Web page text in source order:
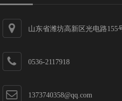
山东省潍坊高新区光电路155
0536-2117918
1373740358@qq.com